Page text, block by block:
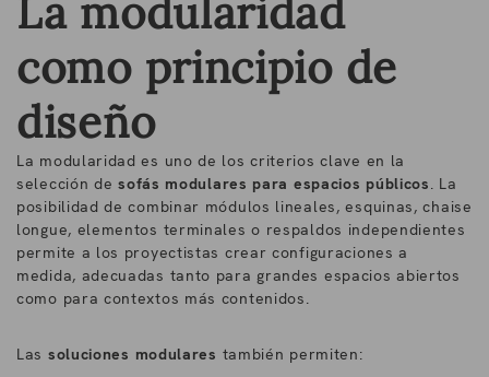
La modularidad
como principio de
diseño
La modularidad es uno de los criterios clave en la
selección desofás modulares para espacios públicos. La
posibilidad de combinar módulos lineales, esquinas, chaise
longue, elementos terminales o respaldos independientes
permite a los proyectistas crear configuraciones a
medida, adecuadas tanto para grandes espacios abiertos
como para contextos más contenidos.
Las soluciones modulares también permiten: